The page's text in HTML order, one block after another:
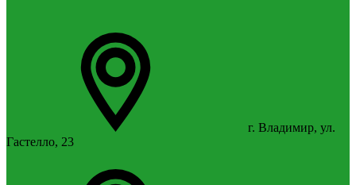
г. Владимир, ул.
Гастелло, 23